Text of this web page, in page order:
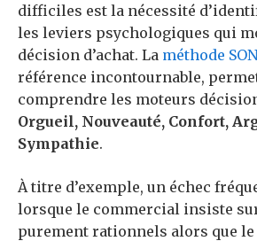
difficiles est la nécessité
les leviers psychologiques qui
décision d’achat. La méthode
référence incontournable,
comprendre les moteurs
Orgueil, Nouveauté, Confort,
Sympathie.
À titre d’exemple, un échec
lorsque le commercial insiste
purement rationnels alors que